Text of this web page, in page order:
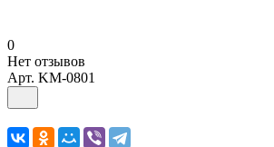
0
Нет отзывов
Арт. KM-0801